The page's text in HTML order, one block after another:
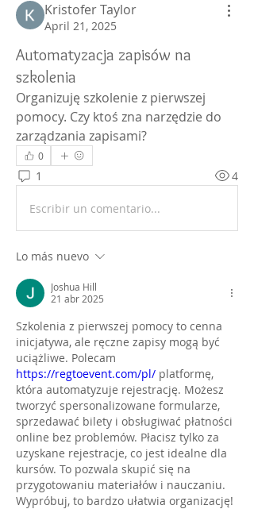
Kristofer Taylor
April 21, 2025
Automatyzacja zapisów na
szkolenia
Organizuję szkolenie z pierwszej
pomocy. Czy ktoś zna narzędzie do
zarządzania zapisami?
0
1 4
Escribir un comentario...
Lo más nuevo
Joshua Hill
21 abr 2025
Szkolenia z pierwszej pomocy to cenna
inicjatywa, ale ręczne zapisy mogą być
https://regtoevent.com/pl/ platformę,
która automatyzuje rejestrację. Możesz
tworzyć spersonalizowane formularze,
sprzedawać bilety i obsługiwać płatności
online bez problemów. Płacisz tylko za
uzyskane rejestracje, co jest idealne dla
kursów. To pozwala skupić się na
przygotowaniu materiałów i nauczaniu.
Wypróbuj, to bardzo ułatwia organizację!